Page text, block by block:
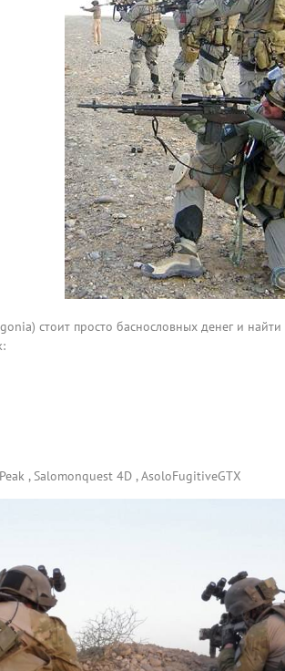
стоит просто баснословных денег и
, Salomonquest 4D , AsoloFugitiveGTX